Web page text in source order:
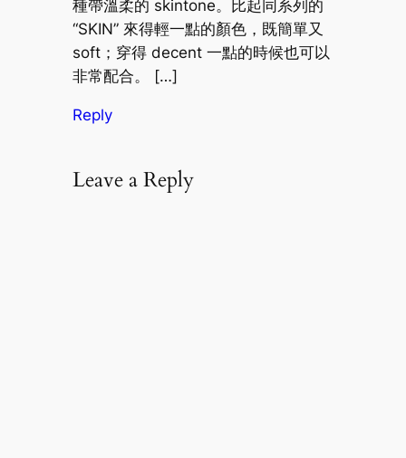
種帶溫柔的 skintone。比起同系列的
“SKIN” 來得輕一點的顏色，既簡單又
soft；穿得 decent 一點的時候也可以
非常配合。 […]
Reply
Leave a Reply